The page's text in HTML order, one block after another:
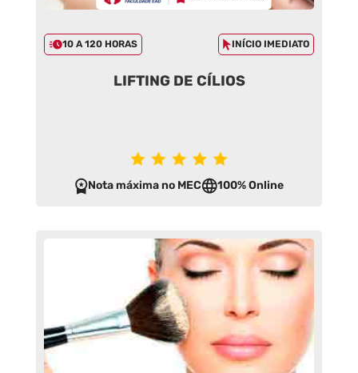
10 A 120 HORAS INÍCIO IMEDIATO
LIFTING DE CÍLIOS
Nota máxima no MEC 100% Online